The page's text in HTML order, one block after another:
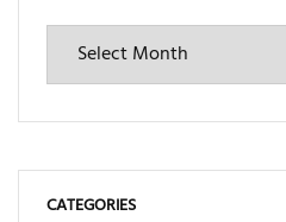
CATEGORIES